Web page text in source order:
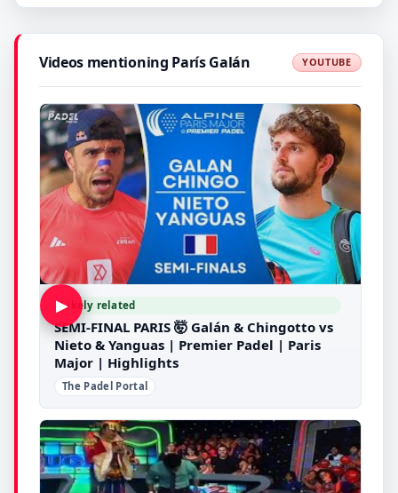
Videos mentioning París Galán YOUTUBE
▶Likely related
SEMI-FINAL PARIS 🤯 Galán & Chingotto vs
Nieto & Yanguas | Premier Padel | Paris
Major | Highlights
The Padel Portal